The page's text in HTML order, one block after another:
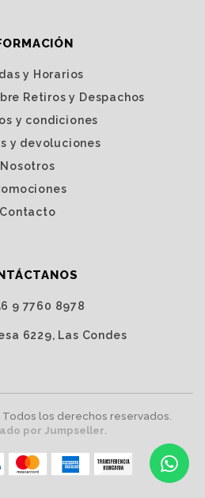
y Horarios
Retiros y Despachos
y condiciones
y devoluciones
Nosotros
Contacto
9 7760 8978‬
6229, Las Condes
los derechos reservados.
por Jumpseller